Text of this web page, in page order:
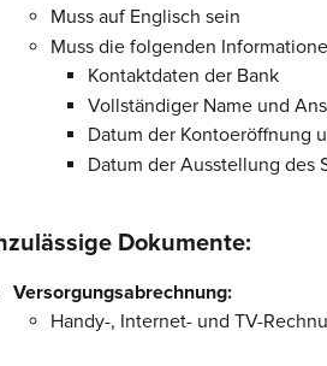
Muss auf Englisch sein
Muss die folgenden
Kontaktdaten der Bank
Vollständiger Name und
Datum der Kontoeröffnung
Datum der Ausstellung des
Dokumente:
Versorgungsabrechnung:
Handy-, Internet- und TV-